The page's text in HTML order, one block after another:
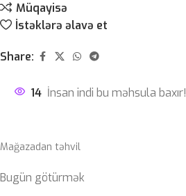
Müqayisə
İstəklərə əlavə et
Share:
14 İnsan indi bu məhsula baxır!
Mağazadan təhvil
Bugün götürmək